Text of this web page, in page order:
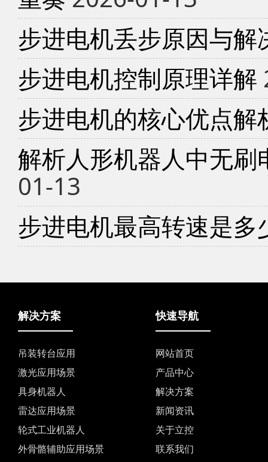
步进电机丢步原因与解
步进电机控制原理详解
步进电机的核心优点解
解析人形机器人中无
01-13
步进电机最高转速是多
解决方案
吊装转台应用
激光应用场景
具身机器人
雷达应用场景
轮式工业机器人
外骨骼辅助应用场景
快速导航
网站首页
产品中心
解决方案
新闻资讯
关于立控
联系我们